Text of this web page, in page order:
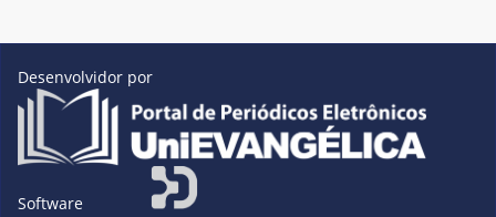
Desenvolvidor por
Software